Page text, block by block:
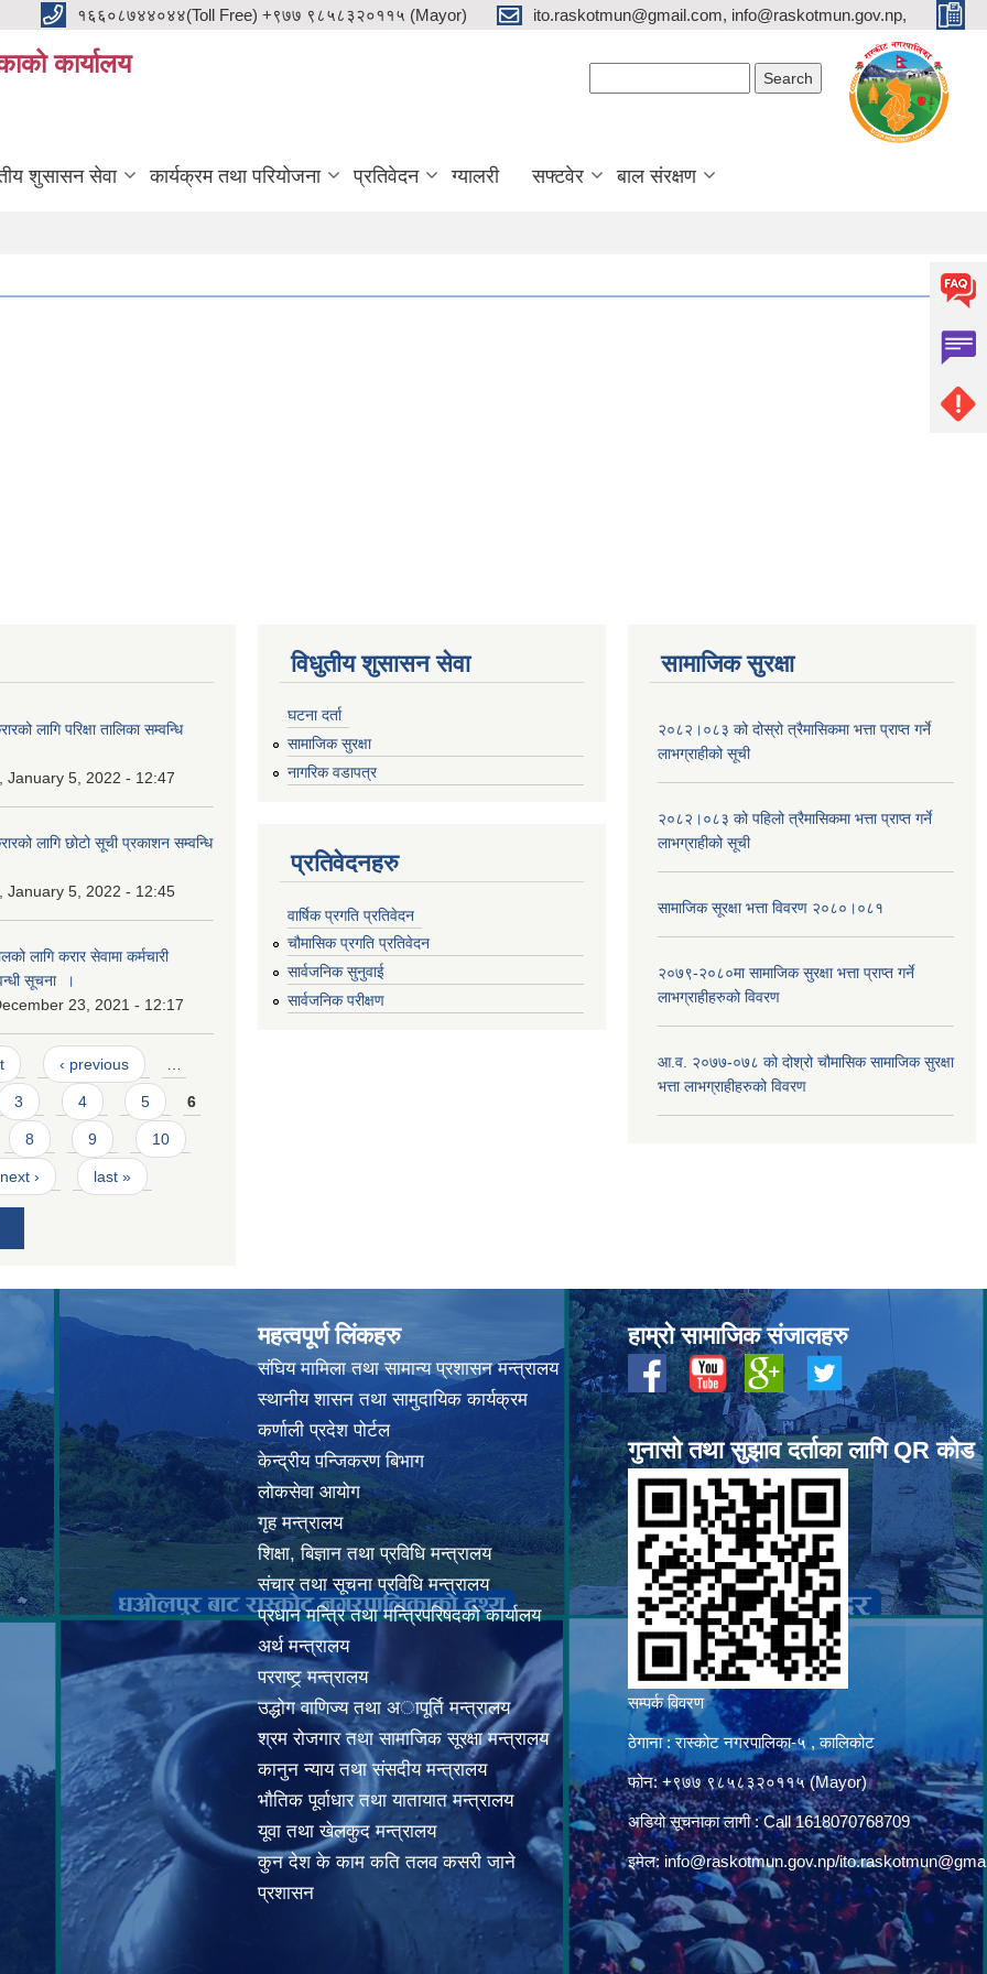
१६६०८७४४०४४(Toll Free) +९७७ ९८५८३२०११५ (Mayor) ito.raskotmun@gmail.com, info@raskotmun.gov.np,
कार्यालय
शुसासन सेवा कार्यक्रम तथा परियोजना प्रतिवेदन ग्यालरी सफ्टवेर बाल संरक्षण
लागि परिक्षा तालिका सम्वन्धि
January 5, 2022 - 12:47
लागि छोटो सूची प्रकाशन सम्वन्धि
January 5, 2022 - 12:45
लागि करार सेवामा कर्मचारी
सूचना ।
23, 2021 - 12:17
‹ previous
3 4 5 6
8 9 10
next › last »
विधुतीय शुसासन सेवा
घटना दर्ता
सामाजिक सुरक्षा
नागरिक वडापत्र
प्रतिवेदनहरु
वार्षिक प्रगति प्रतिवेदन
चौमासिक प्रगति प्रतिवेदन
सार्वजनिक सुनुवाई
सार्वजनिक परीक्षण
सामाजिक सुरक्षा
२०८२।०८३ को दोस्रो त्रैमासिकमा भत्ता प्राप्‍त गर्ने
लाभग्राहीको सूची
२०८२।०८३ को पहिलो त्रैमासिकमा भत्ता प्राप्‍त गर्ने
लाभग्राहीको सूची
सामाजिक सूरक्षा भत्ता विवरण २०८०।०८१
२०७९-२०८०मा सामाजिक सुरक्षा भत्ता प्राप्त गर्ने
लाभग्राहीहरुको विवरण
आ.व. २०७७-०७८ को दोश्रो चौमासिक सामाजिक सुरक्षा
भत्ता लाभग्राहीहरुको विवरण
महत्वपूर्ण लिंकहरु
संघिय मामिला तथा सामान्य प्रशासन मन्त्रालय
स्थानीय शासन तथा सामुदायिक कार्यक्रम
कर्णाली प्रदेश पोर्टल
केन्द्रीय पन्जिकरण बिभाग
लोकसेवा आयोग
गृह मन्त्रालय
शिक्षा, बिज्ञान तथा प्रविधि मन्त्रालय
संचार तथा सूचना प्रविधि मन्त्रालय
प्रधान मन्त्रि तथा मन्त्रिपरिषदको कार्यालय
अर्थ मन्त्रालय
परराष्ट्र् मन्त्रालय
उद्धोग वाणिज्य तथा अापूर्ति मन्त्रालय
श्रम रोजगार तथा सामाजिक सूरक्षा मन्त्रालय
कानुन न्याय तथा संसदीय मन्त्रालय
भाैतिक पूर्वाधार तथा यातायात मन्त्रालय
यूवा तथा खेलकुद मन्त्रालय
कुन देश के काम कति तलव कसरी जाने
प्रशासन
हाम्रो सामाजिक संजालहरु
गुनासो तथा सुझाव दर्ताका लागि QR कोड
सम्पर्क विवरण
ठेगाना : रास्कोट नगरपालिका-५ , कालिकोट
फोन: +९७७ ९८५८३२०११५ (Mayor)
अडियो सूचनाका लागी : Call 1618070768709
इमेल: info@raskotmun.gov.np/